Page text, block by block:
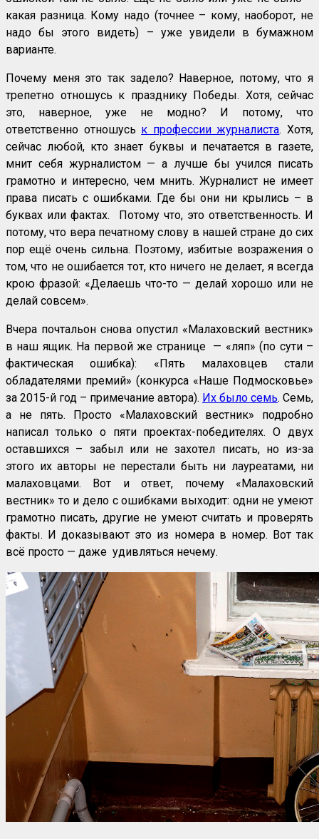
какая разница. Кому надо (точнее – кому, наоборот, не
надо бы этого видеть) – уже увидели в бумажном
варианте.
Почему меня это так задело? Наверное, потому, что я
трепетно отношусь к празднику Победы. Хотя, сейчас
это, наверное, уже не модно? И потому, что
ответственно отношусь к профессии журналиста. Хотя,
сейчас любой, кто знает буквы и печатается в газете,
мнит себя журналистом — а лучше бы учился писать
грамотно и интересно, чем мнить. Журналист не имеет
права писать с ошибками. Где бы они ни крылись – в
буквах или фактах. Потому что, это ответственность. И
потому, что вера печатному слову в нашей стране до сих
пор ещё очень сильна. Поэтому, избитые возражения о
том, что не ошибается тот, кто ничего не делает, я всегда
крою фразой: «Делаешь что-то — делай хорошо или не
делай совсем».
Вчера почтальон снова опустил «Малаховский вестник»
в наш ящик. На первой же странице — «ляп» (по сути –
фактическая ошибка): «Пять малаховцев стали
обладателями премий» (конкурса «Наше Подмосковье»
за 2015-й год – примечание автора). Их было семь. Семь,
а не пять. Просто «Малаховский вестник» подробно
написал только о пяти проектах-победителях. О двух
оставшихся – забыл или не захотел писать, но из-за
этого их авторы не перестали быть ни лауреатами, ни
малаховцами. Вот и ответ, почему «Малаховский
вестник» то и дело с ошибками выходит: одни не умеют
грамотно писать, другие не умеют считать и проверять
факты. И доказывают это из номера в номер. Вот так
всё просто — даже удивляться нечему.